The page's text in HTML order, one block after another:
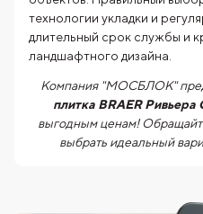
технологии укладки и
длительный срок службы и
ландшафтного дизайна.
Компания "МОСБЛОК"
плитка BRAER
выгодным ценам!
выбрать идеальный